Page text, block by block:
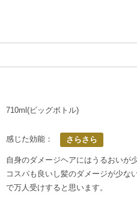
710ml(ビッグボトル)
感じた効能： さらさら
自身のダメージヘアにはうるおいが
コスパも良いし髪のダメージが少な
で万人受けすると思います。